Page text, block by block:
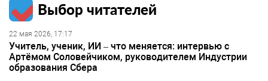
Выбор читателей
22 мая 2026, 17:17
Учитель, ученик, ИИ – что меняется: интервью с
Артёмом Соловейчиком, руководителем Индустрии
образования Сбера